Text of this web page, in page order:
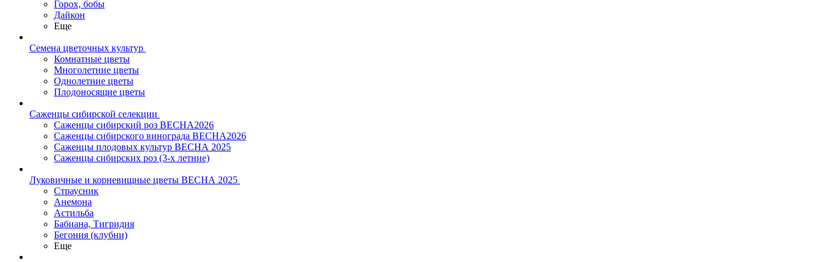
Горох, бобы
Дайкон
Еще
Семена цветочных культур
Комнатные цветы
Многолетние цветы
Однолетние цветы
Плодоносящие цветы
Саженцы сибирской селекции
Саженцы сибирский роз ВЕСНА2026
Саженцы сибирского винограда ВЕСНА2026
Саженцы плодовых культур ВЕСНА 2025
Саженцы сибирских роз (3-х летние)
Луковичные и корневищные цветы ВЕСНА 2025
Страусник
Анемона
Астильба
Бабиана, Тигридия
Бегония (клубни)
Еще